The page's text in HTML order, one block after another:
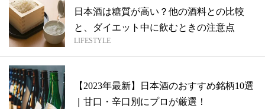
日本酒は糖質が高い？他の酒料との比較
と、ダイエット中に飲むときの注意点
LIFESTYLE
【2023年最新】日本酒のおすすめ銘柄10選
｜甘口・辛口別にプロが厳選！